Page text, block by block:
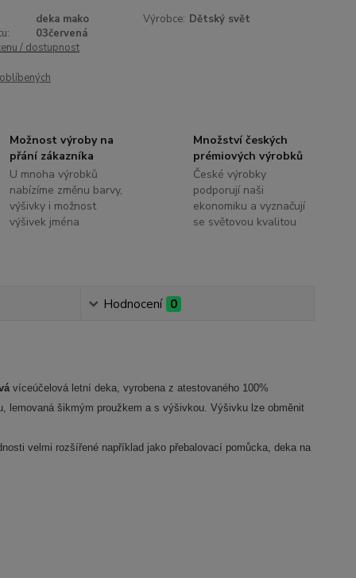
deka mako
03červená
Výrobce: Dětský svět
/ dostupnost
Možnost výroby na
přání zákazníka
U mnoha výrobků
nabízíme změnu barvy,
výšivky i možnost
výšivek jména
Množství českých
prémiových výrobků
České výrobky
podporují naši
ekonomiku a vyznačují
se světovou kvalitou
Hodnocení 0
víceúčelová letní deka, vyrobena z atestovaného 100%
lemovaná šikmým proužkem a s výšivkou. Výšivku lze obměnit
velmi rozšířené například jako přebalovací pomůcka, deka na